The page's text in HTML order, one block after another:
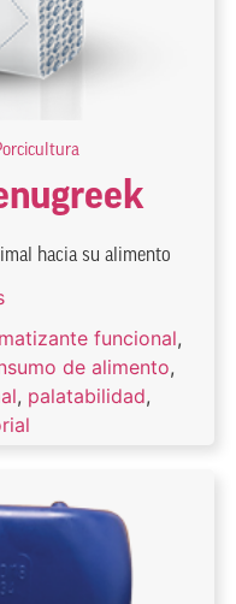
hacia su alimento
funcional,
de alimento,
, palatabilidad,